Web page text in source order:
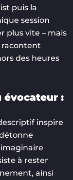
puis la
session
plus vite – mais
racontent
des heures
évocateur :
inspire
à rester
ainsi